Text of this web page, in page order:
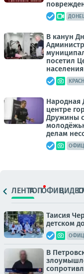
В канун
посетил
Народная
центре
Дружины
делам
ЛЕНТАТОПОФИЦ.ВИДЕО
Таисия
детском
В